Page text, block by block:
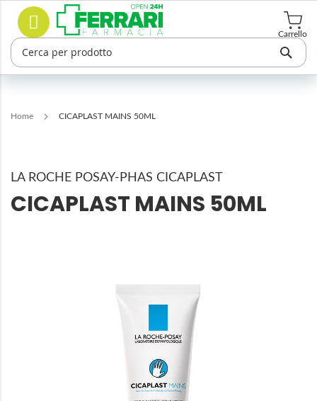
Salta
contenuto
Carrello
Cerca
Home CICAPLAST MAINS 50ML
LA ROCHE POSAY-PHAS CICAPLAST
CICAPLAST MAINS 50ML